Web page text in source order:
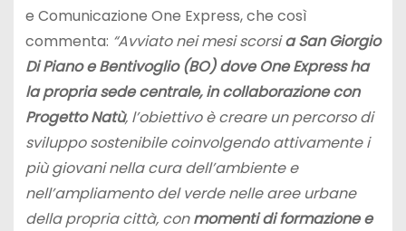
e Comunicazione One Express, che così
commenta: “Avviato nei mesi scorsia San Giorgio
Di Piano e Bentivoglio (BO) dove One Express ha
la propria sede centrale, in collaborazione con
Progetto Natù, l’obiettivo è creare un percorso di
sviluppo sostenibile coinvolgendo attivamente i
più giovani nella cura dell’ambiente e
nell’ampliamento del verde nelle aree urbane
della propria città, conmomenti di formazione e